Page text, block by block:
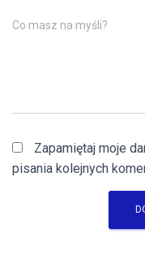
Co masz na myśli?
Zapamiętaj moje
pisania kolejnych